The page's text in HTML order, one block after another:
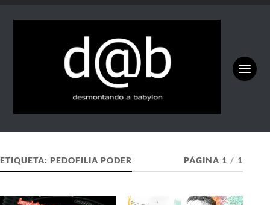
ETIQUETA: PEDOFILIA PODER PÁGINA 1 / 1